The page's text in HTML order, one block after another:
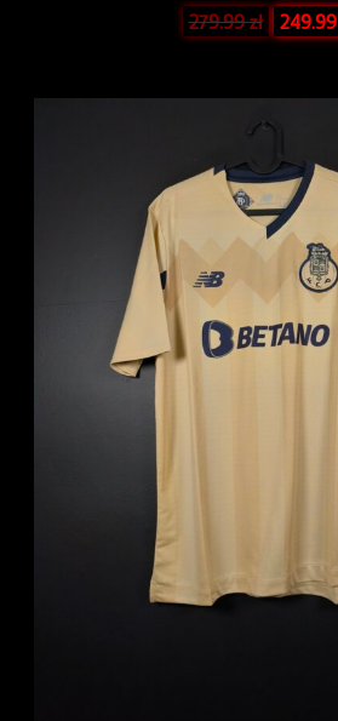
279.99zł 249.99
wynosiła:
279.99 zł.